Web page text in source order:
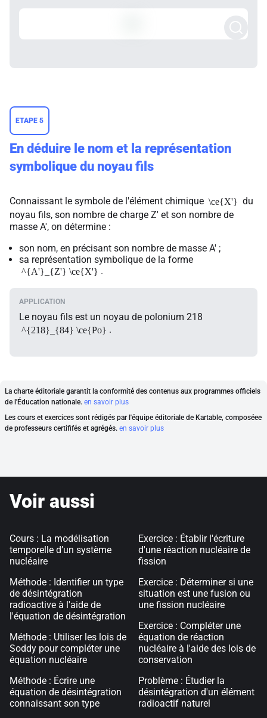
ETAPE 5
En déduire le nom et la représentation
symbolique du noyau fils
Connaissant le symbole de l'élément chimique \ce{X'} du
noyau fils, son nombre de charge Z' et son nombre de
masse A', on détermine :
son nom, en précisant son nombre de masse A' ;
sa représentation symbolique de la forme
^{A'}_{Z'} \ce{X'} .
Le noyau fils est un noyau de polonium 218
^{218}_{84} \ce{Po} .
La charte éditoriale garantit la conformité des contenus aux programmes officiels
de l'Éducation nationale. en savoir plus
Les cours et exercices sont rédigés par l'équipe éditoriale de Kartable, composéee
de professeurs certififés et agrégés. en savoir plus
Voir aussi
Cours : La modélisation
temporelle d’un système
nucléaire
Méthode : Identifier un type
de désintégration
radioactive à l'aide de
l'équation de désintégration
Méthode : Utiliser les lois de
Soddy pour compléter une
équation nucléaire
Méthode : Écrire une
équation de désintégration
connaissant son type
Exercice : Établir l'écriture
d'une réaction nucléaire de
fission
Exercice : Déterminer si une
situation est une fusion ou
une fission nucléaire
Exercice : Compléter une
équation de réaction
nucléaire à l'aide des lois de
conservation
Problème : Étudier la
désintégration d'un élément
radioactif naturel